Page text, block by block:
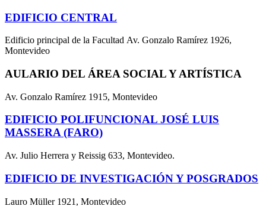
EDIFICIO CENTRAL
Edificio principal de la Facultad Av. Gonzalo Ramírez 1926,
Montevideo
AULARIO DEL ÁREA SOCIAL Y ARTÍSTICA
Av. Gonzalo Ramírez 1915, Montevideo
EDIFICIO POLIFUNCIONAL JOSÉ LUIS
MASSERA (FARO)
Av. Julio Herrera y Reissig 633, Montevideo.
EDIFICIO DE INVESTIGACIÓN Y POSGRADOS
Lauro Müller 1921, Montevideo